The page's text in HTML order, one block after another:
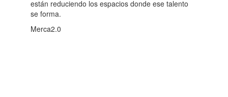
están reduciendo los espacios donde ese talento
se forma.
Merca2.0